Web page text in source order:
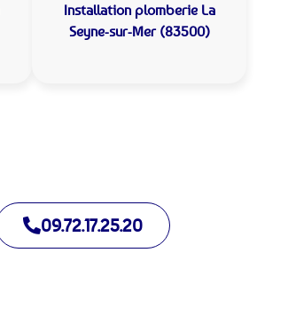
Installation plomberie La
Seyne-sur-Mer (83500)
09.72.17.25.20